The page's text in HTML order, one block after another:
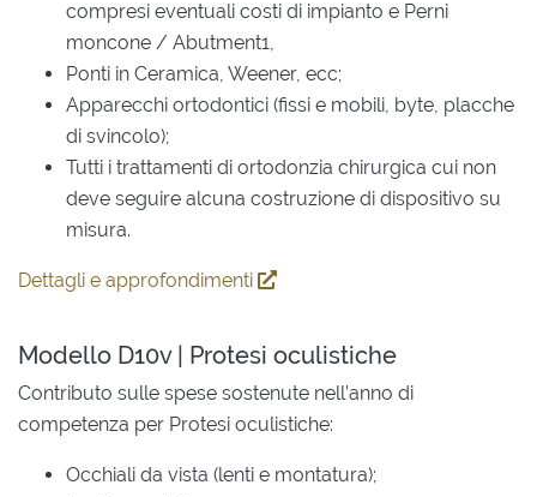
compresi eventuali costi di impianto e Perni
moncone / Abutment1,
Ponti in Ceramica, Weener, ecc;
Apparecchi ortodontici (fissi e mobili, byte, placche
di svincolo);
Tutti i trattamenti di ortodonzia chirurgica cui non
deve seguire alcuna costruzione di dispositivo su
misura.
Dettagli e approfondimenti
Modello D10v | Protesi oculistiche
Contributo sulle spese sostenute nell’anno di
competenza per Protesi oculistiche:
Occhiali da vista (lenti e montatura);